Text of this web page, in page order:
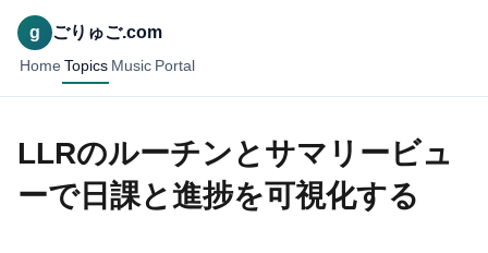
g ごりゅご.com
Home Topics Music Portal
LLRのルーチンとサマリービュ
ーで日課と進捗を可視化する